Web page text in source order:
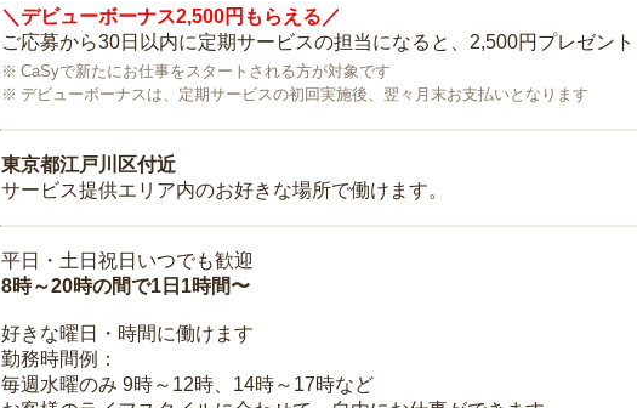
＼デビューボーナス2,500円もらえる／
ご応募から30日以内に定期サービスの担当になると、2,500円プレゼント
CaSyで新たにお仕事をスタートされる方が対象です
デビューボーナスは、定期サービスの初回実施後、翌々月末お支払いとなります
東京都江戸川区付近
サービス提供エリア内のお好きな場所で働けます。
平日・土日祝日いつでも歓迎
8時～20時の間で1日1時間〜
好きな曜日・時間に働けます
勤務時間例：
毎週水曜のみ 9時～12時、14時～17時など